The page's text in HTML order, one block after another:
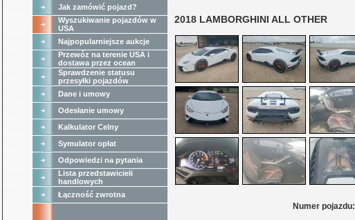
Jak zamówić pojazd?
Wyszukiwanie pojazdów w
USA
Najpopularniejsze aukcje
Przewóz na terenie USA i
dostawa przez ocean
Sprawdzenie statusu
przesyłki pojazdów
Dane i umowy
Odesłanie umowy
Kalkulator Celny
Symulator opłat
Odpowiedzi na pytania
Lista przedstawicieli
handlowych
Łączność zwrotna
2018 LAMBORGHINI ALL OTHER
Numer pojazdu: